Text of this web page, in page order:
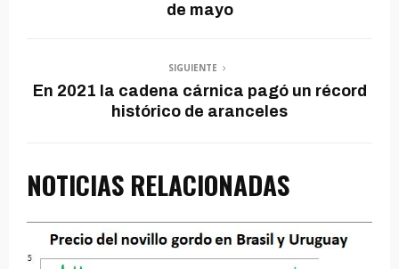
e
d
de mayo
SIGUIENTE
En 2021 la cadena cárnica pagó un récord
histórico de aranceles
NOTICIAS RELACIONADAS